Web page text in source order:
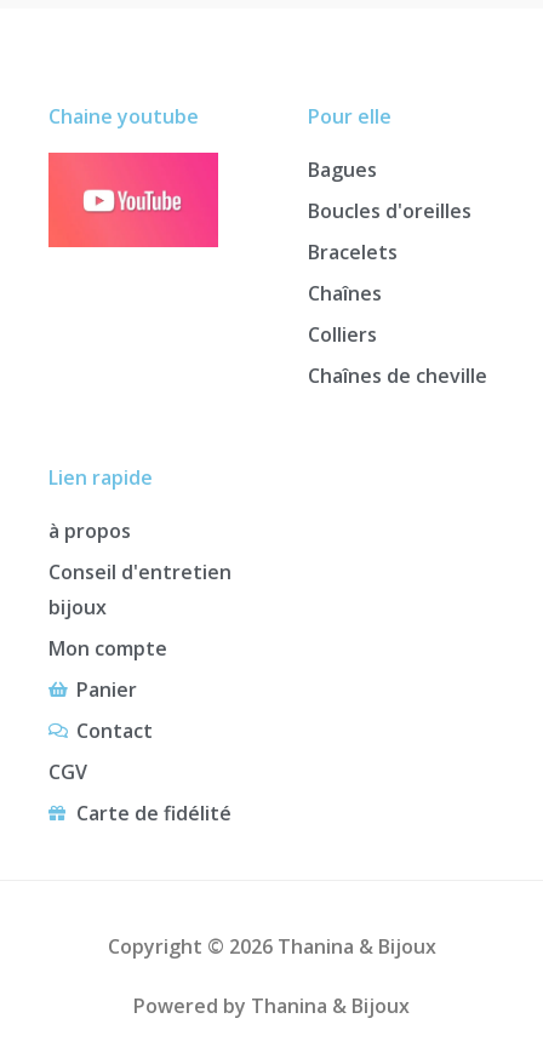
Lien rapide
à propos
Conseil d'entretien
bijoux
Mon compte
Panier
Contact
CGV
Carte de fidélité
Pour elle
Bagues
Boucles d'oreilles
Bracelets
Chaînes
Colliers
Chaînes de cheville
Chaine youtube
Copyright © 2026 Thanina & Bijoux
Powered by Thanina & Bijoux